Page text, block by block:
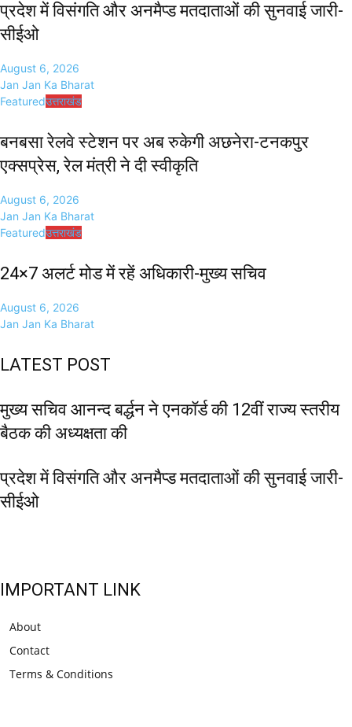
प्रदेश में विसंगति और अनमैप्ड मतदाताओं की सुनवाई जारी-
सीईओ
August 6, 2026
Jan Jan Ka Bharat
Featuredउत्तराखंड
बनबसा रेलवे स्टेशन पर अब रुकेगी अछनेरा-टनकपुर
एक्सप्रेस, रेल मंत्री ने दी स्वीकृति
August 6, 2026
Jan Jan Ka Bharat
Featuredउत्तराखंड
24×7 अलर्ट मोड में रहें अधिकारी-मुख्य सचिव
August 6, 2026
Jan Jan Ka Bharat
LATEST POST
मुख्य सचिव आनन्द बर्द्धन ने एनकॉर्ड की 12वीं राज्य स्तरीय
बैठक की अध्यक्षता की
प्रदेश में विसंगति और अनमैप्ड मतदाताओं की सुनवाई जारी-
सीईओ
IMPORTANT LINK
About
Contact
Terms & Conditions